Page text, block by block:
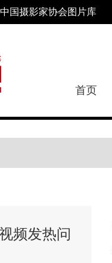
中国摄影家协会图片库
首页
频发热问